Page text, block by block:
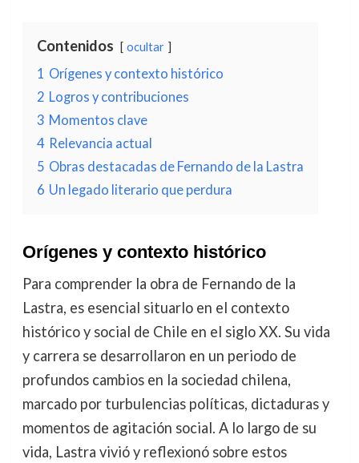
Contenidos ocultar
1 Orígenes y contexto histórico
2 Logros y contribuciones
3 Momentos clave
4 Relevancia actual
5 Obras destacadas de Fernando de la Lastra
6 Un legado literario que perdura
Orígenes y contexto histórico
Para comprender la obra de Fernando de la
Lastra, es esencial situarlo en el contexto
histórico y social de Chile en el siglo XX. Su vida
y carrera se desarrollaron en un periodo de
profundos cambios en la sociedad chilena,
marcado por turbulencias políticas, dictaduras y
momentos de agitación social. A lo largo de su
vida, Lastra vivió y reflexionó sobre estos